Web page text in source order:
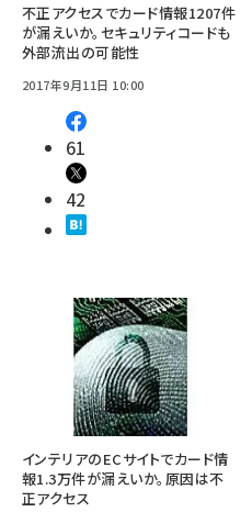
不正アクセスでカード情報1207件
が漏えいか。セキュリティコードも
外部流出の可能性
2017年9月11日 10:00
61
42
インテリアのECサイトでカード情
報1.3万件が漏えいか。原因は不
正アクセス